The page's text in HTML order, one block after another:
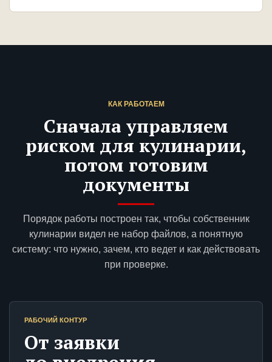
КАК РАБОТАЕМ
Сначала управляем
риском для кулинарии,
потом готовим
документы
Порядок работы построен так, чтобы собственник
кулинарии видел не набор файлов, а понятную
систему: что нужно, зачем, кто ведет и как действовать
при проверке.
РАБОЧИЙ КОНТУР
От заявки